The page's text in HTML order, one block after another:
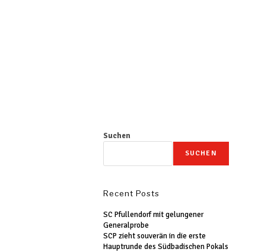
Suchen
SUCHEN
Recent Posts
SC Pfullendorf mit gelungener
Generalprobe
SCP zieht souverän in die erste
Hauptrunde des Südbadischen Pokals